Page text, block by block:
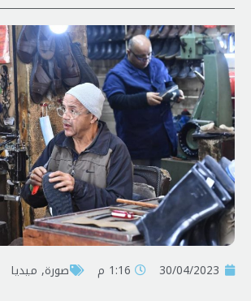
30/04/2023 1:16 م صورة, ميديا